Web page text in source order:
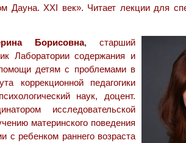
Дауна. XXI век». Читает лекции для
Борисовна, старший
Лаборатории содержания и
детям с проблемами в
коррекционной педагогики
наук, доцент.
исследовательской
материнского поведения
с ребенком раннего возраста